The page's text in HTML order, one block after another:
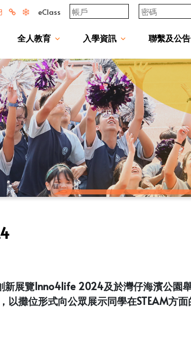
eClass
全人教育 入學資訊 聯繫及公告
新展覽Inno4life 2024及於灣仔海濱公園
攤位形式向公眾展示同學在STEAM方面